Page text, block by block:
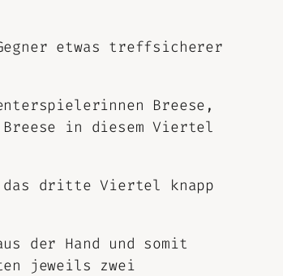
etwas treffsicherer
Breese,
in diesem Viertel
das dritte Viertel knapp
der Hand und somit
jeweils zwei